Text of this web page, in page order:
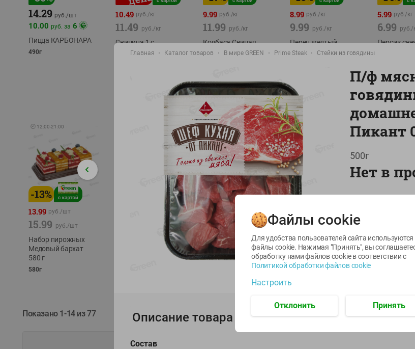
14.29 руб./шт
10.00 руб. за 6
Пицца КАРБОНАРА
490г
10.49 руб./кг
11.49 руб./кг
Свинина 1 с.
полуфабрикат,
9.99 руб./кг
11.99 руб./кг
Колбаса Свиная
полуфабрикат,
8.99 руб./кг
9.99 руб./кг
Перец желтый
Беларусь
5.99 руб./кг
6.99 руб./
Персик
🕘 12:00-21:00
-13%
13.99 руб./шт
15.99 руб./шт
Набор пирожных
Медовый бархат
580 г
580г
Корм влаж. для
-24%
6.59
4.99 руб./шт
ТОФУ Vegetus
ТВЕРДЫЙ
230г
-22%
Икра
трески
тихоокеанской
деликатесная
Лунское море 120г
ж/б ключ
120г
-17%
ГХИ
Известное
200г
Показано 1-14 из 77
Главная Каталог товаров В мире GREEN Prime Steak Стейки из говядины
П/ф
Пикант
500г
Нет в
Страна пр-ва
Масса / Объем
Производитель:ОАО
Штрихкод:
Описание товара
Состав
Файлы cookie
Для удобства пользователей сайта используются
файлы cookie. Нажимая "Принять", вы
обработку нами файлов cookie в соответствии с
Политикой обработки файлов cookie
Настроить
Отклонить Принять